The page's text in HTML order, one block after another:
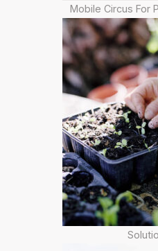
Mobile Circus For